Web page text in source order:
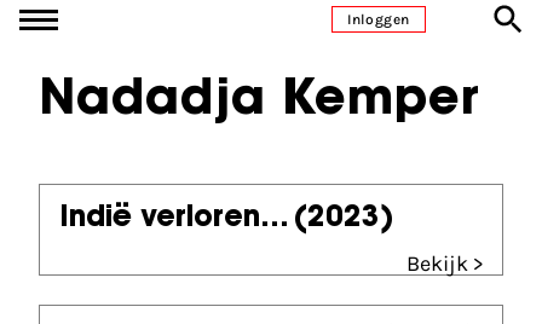
Ga naar inhoudInloggen
Nadadja Kemper
Indië verloren... (2023)
Bekijk >